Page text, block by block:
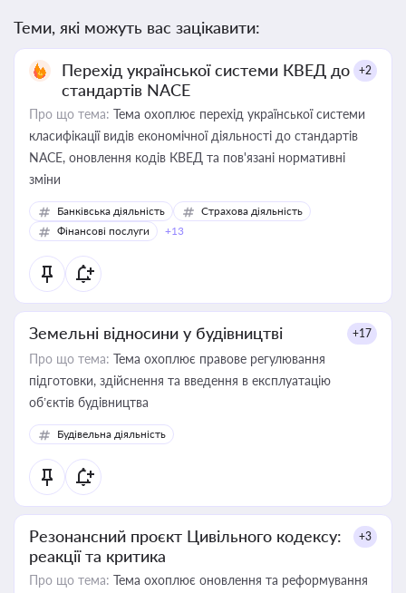
Теми, які можуть вас зацікавити:
Перехід української системи КВЕД до
стандартів NACE
+2
Про що тема: Тема охоплює перехід української системи
класифікації видів економічної діяльності до стандартів
NACE, оновлення кодів КВЕД та пов'язані нормативні
зміни
Банківська діяльність
Страхова діяльність
Фінансові послуги
+13
Земельні відносини у будівництві +17
Про що тема: Тема охоплює правове регулювання
підготовки, здійснення та введення в експлуатацію
об’єктів будівництва
Будівельна діяльність
Резонансний проєкт Цивільного кодексу:
реакції та критика
+3
Про що тема: Тема охоплює оновлення та реформування